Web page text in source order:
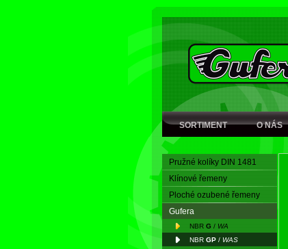
SORTIMENT O NÁS
Pružné kolíky DIN 1481
Klínové řemeny
Ploché ozubené řemeny
Gufera
NBR G / WA
NBR GP / WAS